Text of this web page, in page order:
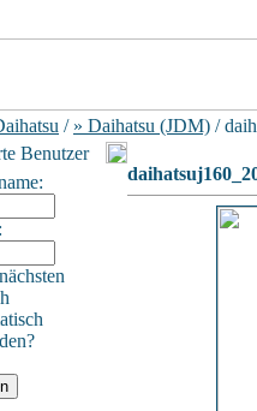
/ » Daihatsu (JDM) /
Benutzer